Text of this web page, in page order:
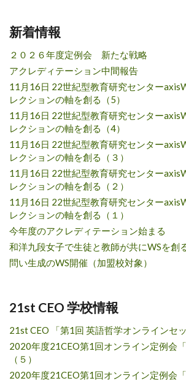
新着情報
２０２６年度定例会 新たな戦略
アクレディテーション中間報告
11月16日 22世紀型教育研究センター
レクションの軸を創る（5）
11月16日 22世紀型教育研究センター
レクションの軸を創る（4）
11月16日 22世紀型教育研究センター
レクションの軸を創る（３）
11月16日 22世紀型教育研究センター
レクションの軸を創る（２）
11月16日 22世紀型教育研究センター
レクションの軸を創る（１）
今年度のアクレディテーション始まる
和洋九段女子で生徒と教師が共にWSを創
問い生成のWS開催（加盟校対象）
21st CEO 学校情報
21st CEO 「第1回 英語哲学オンラインセ
2020年度21CEO第1回オンライン定例会「
（５）
2020年度21CEO第1回オンライン定例会「